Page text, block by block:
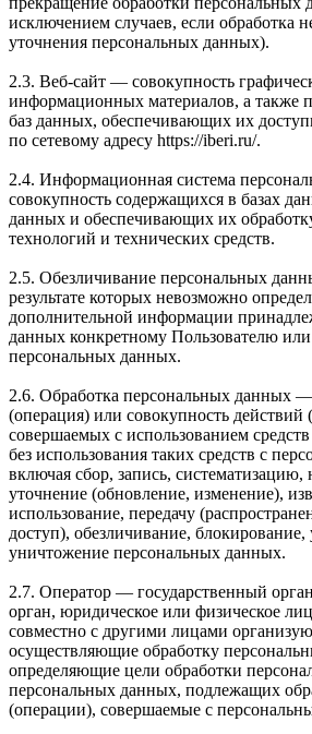
исключением случаев, если обработка
уточнения персональных данных).
2.3. Веб-сайт — совокупность
информационных материалов, а также
баз данных, обеспечивающих их
по сетевому адресу https://iberi.ru/.
2.4. Информационная система
совокупность содержащихся в базах
данных и обеспечивающих их
технологий и технических средств.
2.5. Обезличивание персональных
результате которых невозможно
дополнительной информации
данных конкретному Пользователю
персональных данных.
2.6. Обработка персональных данных
(операция) или совокупность действий
совершаемых с использованием
без использования таких средств с
включая сбор, запись, систематизацию,
уточнение (обновление, изменение),
использование, передачу
доступ), обезличивание, блокирование,
уничтожение персональных данных.
2.7. Оператор — государственный
орган, юридическое или физическое
совместно с другими лицами
осуществляющие обработку
определяющие цели обработки
персональных данных, подлежащих
(операции), совершаемые с